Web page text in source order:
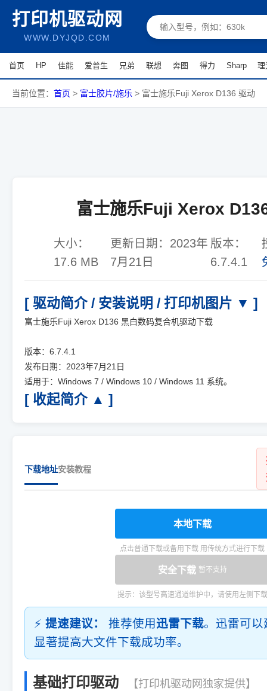
打印机驱动网
WWW.DYJQD.COM
首页 HP 佳能 爱普生 兄弟 联想 奔图 得力 Sharp 理
当前位置： 首页 > 富士胶片/施乐 > 富士施乐Fuji Xerox D136 驱动
富士施乐Fuji Xerox
大小：
17.6 MB
更新日期： 2023年
7月21日
版本：
6.7.4.1
[ 驱动简介 / 安装说明 / 打印机图片 ▼ ]
富士施乐Fuji Xerox D136 黑白数码复合机驱动下载
版本：6.7.4.1
发布日期：2023年7月21日
适用于：Windows 7 / Windows 10 / Windows 11 系统。
[ 收起简介 ▲ ]
下载地址安装教程
本地下载
点击普通下载或备用下载 用传统方式进行下载
安全下载 暂不支持
提示：该型号高速通道维护中，请使用左侧下载
⚡ 提速建议： 推荐使用迅雷下载。迅雷可
显著提高大文件下载成功率。
基础打印驱动 【打印机驱动网独家提供】